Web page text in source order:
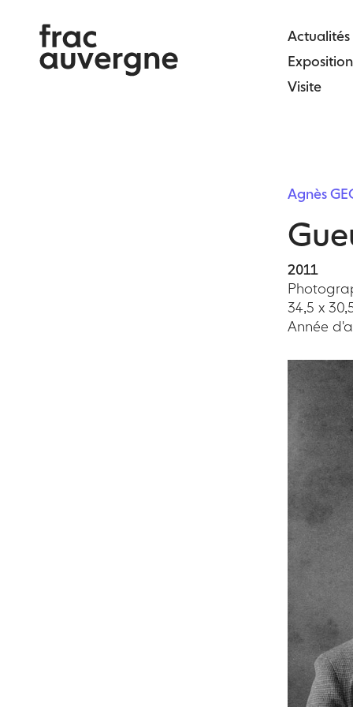
content
Actualités
Visite
Agnès
2011
34,5 x
Année